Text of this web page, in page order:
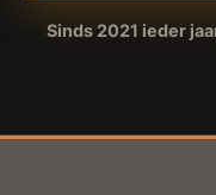
Sinds 2021 ieder